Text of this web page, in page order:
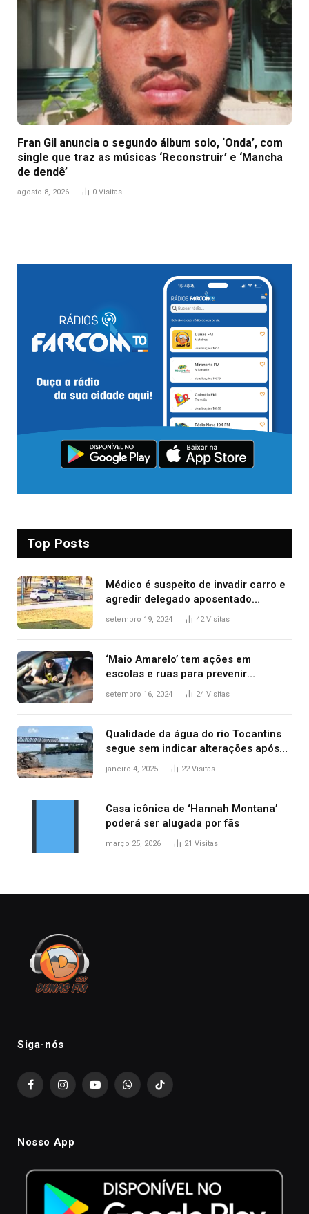
Fran Gil anuncia o segundo álbum solo, ‘Onda’, com
single que traz as músicas ‘Reconstruir’ e ‘Mancha
de dendê’
agosto 8, 2026 0 Visitas
Top Posts
Médico é suspeito de invadir carro e
agredir delegado aposentado
durante confusão no trânsito
setembro 19, 2024 42Visitas
‘Maio Amarelo’ tem ações em
escolas e ruas para prevenir
acidentes no trânsito no AP
setembro 16, 2024 24 Visitas
Qualidade da água do rio Tocantins
segue sem indicar alterações após
desabamento da ponte entre MA e
janeiro 4, 2025 22Visitas
Casa icônica de ‘Hannah Montana’
poderá ser alugada por fãs
março 25, 2026 21 Visitas
Siga-nós
FacebookInstagramYouTubeWhatsAppTikTok
Nosso App